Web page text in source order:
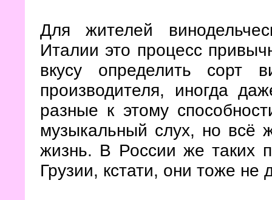
Для жителей
Италии это процесс
вкусу определить сорт
производителя, иногда
разные к этому
музыкальный слух, но всё
жизнь. В России же таких
Грузии, кстати, они тоже не